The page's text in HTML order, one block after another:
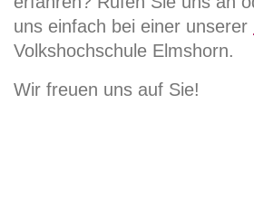
uns einfach bei einer unserer
Volkshochschule Elmshorn.
Wir freuen uns auf Sie!